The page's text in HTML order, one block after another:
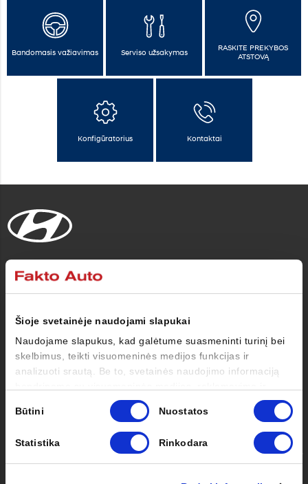
Šioje svetainėje naudojami slapukai
Naudojame slapukus, kad galėtume suasmeninti turinį bei
skelbimus, teikti visuomeninės medijos funkcijas ir
analizuoti srautą. Be to, svetainės naudojimo informaciją
analizės partneriais, kurie gali ją pridėti prie kitos jūsų
pateiktos arba naudojant paslaugas surinktos informacijos.
Būtini Nuostatos
Statistika Rinkodara
Bandomasis važiavimas Serviso užsakymas
RASKITE PREKYBOS
ATSTOVĄ
Konfigūratorius Kontaktai
Automobiliai
Pirkėjui
Savininkui